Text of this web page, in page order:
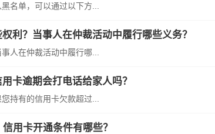
名单，可以通过以下方...
利？当事人在仲裁活动中履行哪些义务？
人在仲裁活动中履行哪...
卡逾期会打电话给家人吗？
持有的信用卡欠款超过...
用卡开通条件有哪些？